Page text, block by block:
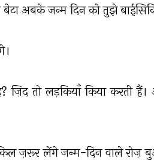
अबके जन्म दिन को तुझे
तो लड़कियाँ किया करती हैं।
ज़रूर लेंगे जन्म-दिन वाले रोज़